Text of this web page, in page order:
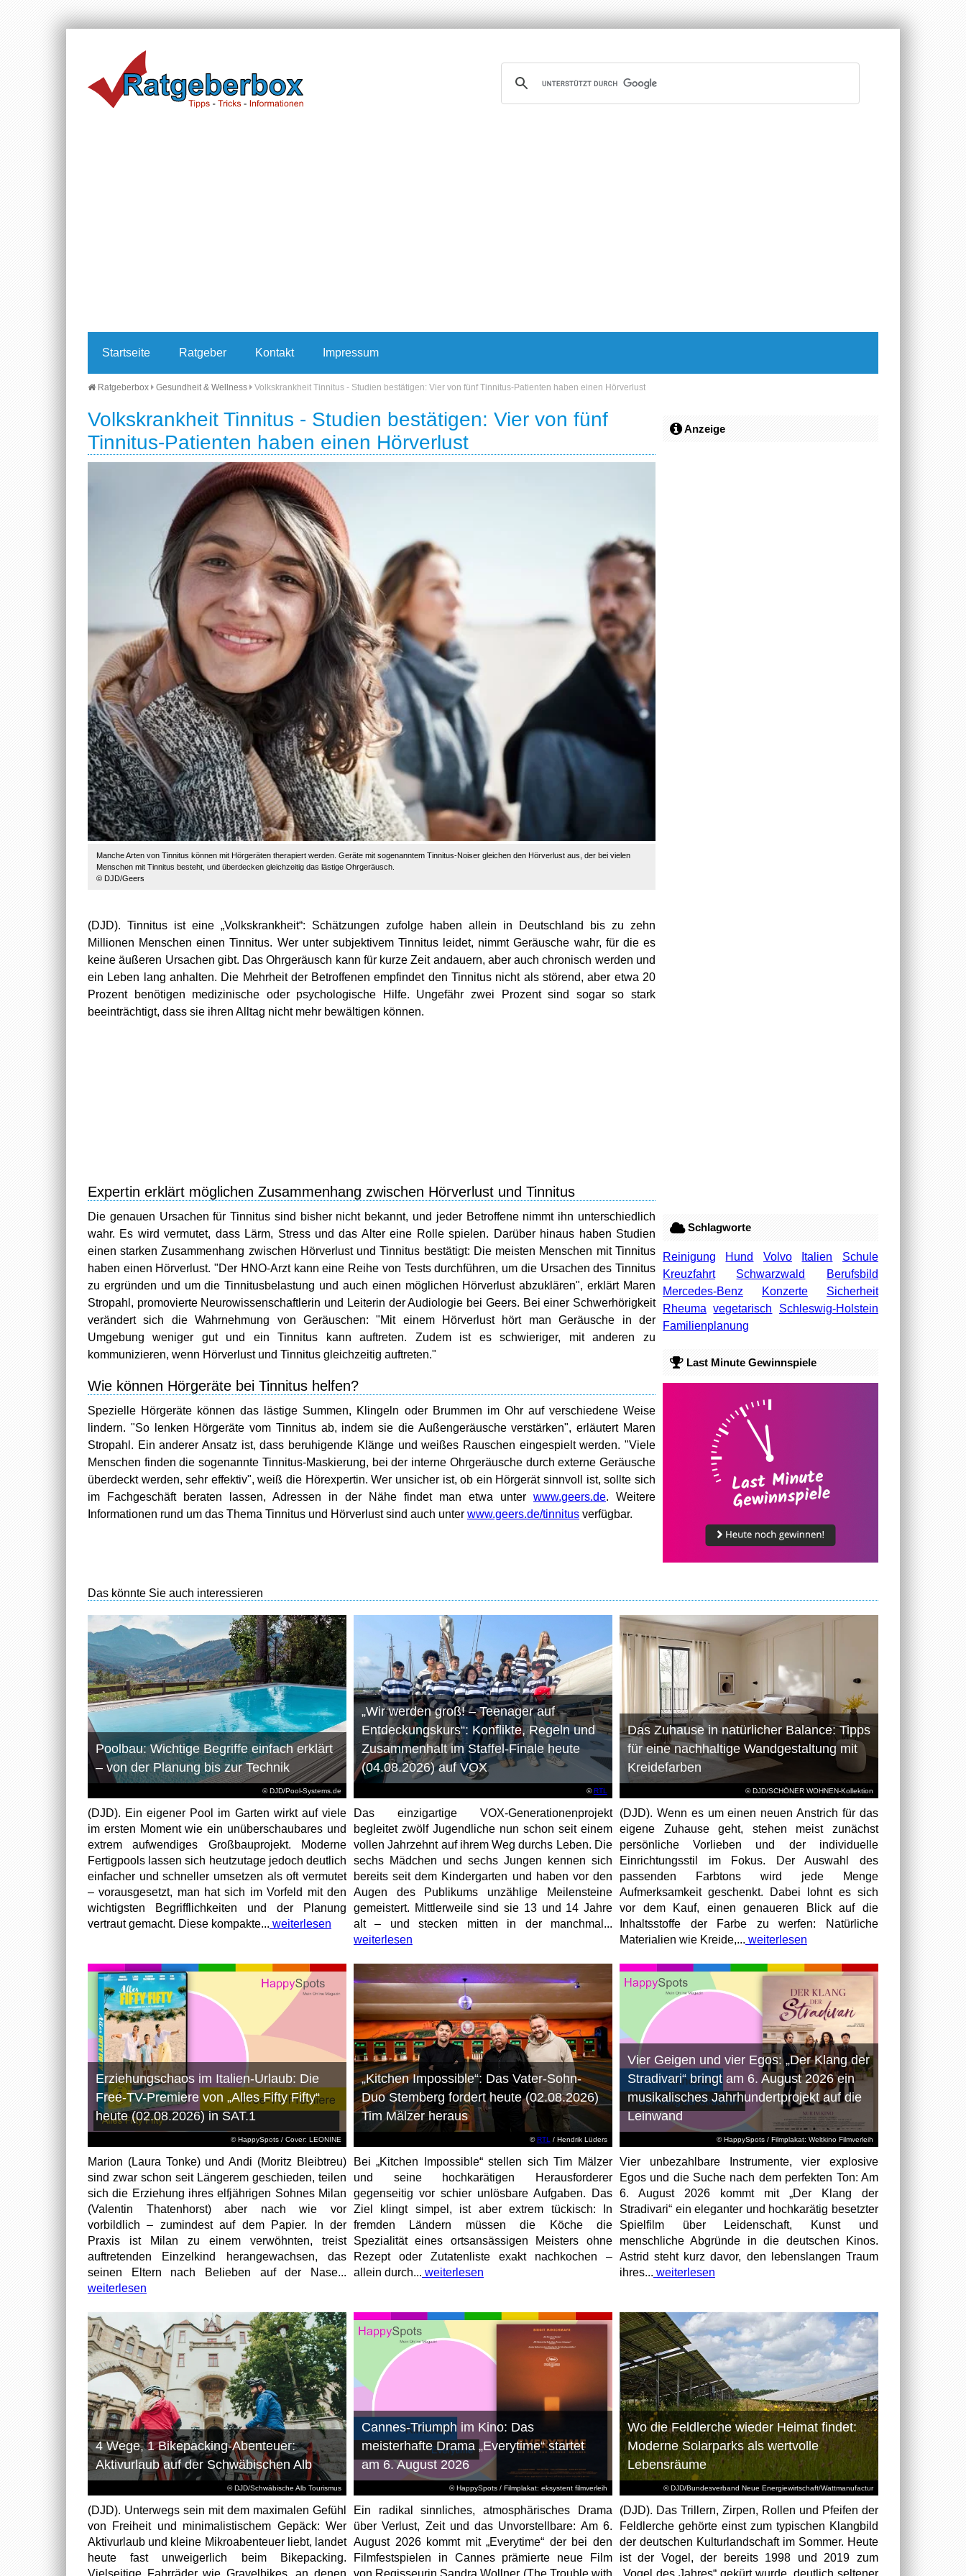
Startseite Ratgeber Kontakt Impressum
Ratgeberbox Gesundheit & Wellness Volkskrankheit Tinnitus - Studien bestätigen: Vier von fünf Tinnitus-Patienten haben einen Hörverlust
Volkskrankheit Tinnitus - Studien bestätigen: Vier von fünf
Tinnitus-Patienten haben einen Hörverlust
Manche Arten von Tinnitus können mit Hörgeräten therapiert werden. Geräte mit sogenanntem Tinnitus-Noiser gleichen den Hörverlust aus, der bei vielen
Menschen mit Tinnitus besteht, und überdecken gleichzeitig das lästige Ohrgeräusch.
© DJD/Geers
(DJD). Tinnitus ist eine „Volkskrankheit“: Schätzungen zufolge haben allein in Deutschland bis zu zehn
Millionen Menschen einen Tinnitus. Wer unter subjektivem Tinnitus leidet, nimmt Geräusche wahr, für die es
keine äußeren Ursachen gibt. Das Ohrgeräusch kann für kurze Zeit andauern, aber auch chronisch werden und
ein Leben lang anhalten. Die Mehrheit der Betroffenen empfindet den Tinnitus nicht als störend, aber etwa 20
Prozent benötigen medizinische oder psychologische Hilfe. Ungefähr zwei Prozent sind sogar so stark
beeinträchtigt, dass sie ihren Alltag nicht mehr bewältigen können.
Expertin erklärt möglichen Zusammenhang zwischen Hörverlust und Tinnitus
Die genauen Ursachen für Tinnitus sind bisher nicht bekannt, und jeder Betroffene nimmt ihn unterschiedlich
wahr. Es wird vermutet, dass Lärm, Stress und das Alter eine Rolle spielen. Darüber hinaus haben Studien
einen starken Zusammenhang zwischen Hörverlust und Tinnitus bestätigt: Die meisten Menschen mit Tinnitus
haben einen Hörverlust. "Der HNO-Arzt kann eine Reihe von Tests durchführen, um die Ursachen des Tinnitus
zu ergründen und um die Tinnitusbelastung und auch einen möglichen Hörverlust abzuklären", erklärt Maren
Stropahl, promovierte Neurowissenschaftlerin und Leiterin der Audiologie bei Geers. Bei einer Schwerhörigkeit
verändert sich die Wahrnehmung von Geräuschen: "Mit einem Hörverlust hört man Geräusche in der
Umgebung weniger gut und ein Tinnitus kann auftreten. Zudem ist es schwieriger, mit anderen zu
kommunizieren, wenn Hörverlust und Tinnitus gleichzeitig auftreten."
Wie können Hörgeräte bei Tinnitus helfen?
Spezielle Hörgeräte können das lästige Summen, Klingeln oder Brummen im Ohr auf verschiedene Weise
lindern. "So lenken Hörgeräte vom Tinnitus ab, indem sie die Außengeräusche verstärken", erläutert Maren
Stropahl. Ein anderer Ansatz ist, dass beruhigende Klänge und weißes Rauschen eingespielt werden. "Viele
Menschen finden die sogenannte Tinnitus-Maskierung, bei der interne Ohrgeräusche durch externe Geräusche
überdeckt werden, sehr effektiv", weiß die Hörexpertin. Wer unsicher ist, ob ein Hörgerät sinnvoll ist, sollte sich
im Fachgeschäft beraten lassen, Adressen in der Nähe findet man etwa unter www.geers.de. Weitere
Informationen rund um das Thema Tinnitus und Hörverlust sind auch unter www.geers.de/tinnitus verfügbar.
Anzeige
Schlagworte
Reinigung Hund Volvo Italien
Schule
Kreuzfahrt
Schwarzwald
Berufsbild
Mercedes-Benz
Konzerte
Sicherheit
Rheuma
vegetarisch
Schleswig-Holstein
Familienplanung
Last Minute Gewinnspiele
Das könnte Sie auch interessieren
© DJD/Pool-Systems.de
Poolbau: Wichtige Begriffe einfach erklärt
– von der Planung bis zur Technik
(DJD). Ein eigener Pool im Garten wirkt auf viele
im ersten Moment wie ein unüberschaubares und
extrem aufwendiges Großbauprojekt. Moderne
Fertigpools lassen sich heutzutage jedoch deutlich
einfacher und schneller umsetzen als oft vermutet
– vorausgesetzt, man hat sich im Vorfeld mit den
wichtigsten Begrifflichkeiten und der Planung
vertraut gemacht. Diese kompakte... weiterlesen
©RTL
„Wir werden groß! – Teenager auf
Entdeckungskurs“: Konflikte, Regeln und
Zusammenhalt im Staffel-Finale heute
(04.08.2026) auf VOX
Das einzigartige VOX-Generationenprojekt
begleitet zwölf Jugendliche nun schon seit einem
vollen Jahrzehnt auf ihrem Weg durchs Leben. Die
sechs Mädchen und sechs Jungen kennen sich
bereits seit dem Kindergarten und haben vor den
Augen des Publikums unzählige Meilensteine
gemeistert. Mittlerweile sind sie 13 und 14 Jahre
alt – und stecken mitten in der manchmal...
weiterlesen
© DJD/SCHÖNER WOHNEN-Kollektion
Das Zuhause in natürlicher Balance: Tipps
für eine nachhaltige Wandgestaltung mit
Kreidefarben
(DJD). Wenn es um einen neuen Anstrich für das
eigene Zuhause geht, stehen meist zunächst
persönliche Vorlieben und der individuelle
Einrichtungsstil im Fokus. Der Auswahl des
passenden Farbtons wird jede Menge
Aufmerksamkeit geschenkt. Dabei lohnt es sich
vor dem Kauf, einen genaueren Blick auf die
Inhaltsstoffe der Farbe zu werfen: Natürliche
Materialien wie Kreide,... weiterlesen
© HappySpots / Cover: LEONINE
Erziehungschaos im Italien-Urlaub: Die
Free-TV-Premiere von „Alles Fifty Fifty“
heute (02.08.2026) in SAT.1
Marion (Laura Tonke) und Andi (Moritz Bleibtreu)
sind zwar schon seit Längerem geschieden, teilen
sich die Erziehung ihres elfjährigen Sohnes Milan
(Valentin Thatenhorst) aber nach wie vor
vorbildlich – zumindest auf dem Papier. In der
Praxis ist Milan zu einem verwöhnten, treist
auftretenden Einzelkind herangewachsen, das
seinen Eltern nach Belieben auf der Nase...
weiterlesen
©RTL / Hendrik Lüders
„Kitchen Impossible“: Das Vater-Sohn-
Duo Stemberg fordert heute (02.08.2026)
Tim Mälzer heraus
Bei „Kitchen Impossible“ stellen sich Tim Mälzer
und seine hochkarätigen Herausforderer
gegenseitig vor schier unlösbare Aufgaben. Das
Ziel klingt simpel, ist aber extrem tückisch: In
fremden Ländern müssen die Köche die
Spezialität eines ortsansässigen Meisters ohne
Rezept oder Zutatenliste exakt nachkochen –
allein durch... weiterlesen
© HappySpots / Filmplakat: Weltkino Filmverleih
Vier Geigen und vier Egos: „Der Klang der
Stradivari“ bringt am 6. August 2026 ein
musikalisches Jahrhundertprojekt auf die
Leinwand
Vier unbezahlbare Instrumente, vier explosive
Egos und die Suche nach dem perfekten Ton: Am
6. August 2026 kommt mit „Der Klang der
Stradivari“ ein eleganter und hochkarätig besetzter
Spielfilm über Leidenschaft, Kunst und
menschliche Abgründe in die deutschen Kinos.
Astrid steht kurz davor, den lebenslangen Traum
ihres... weiterlesen
© DJD/Schwäbische Alb Tourismus
4 Wege, 1 Bikepacking-Abenteuer:
Aktivurlaub auf der Schwäbischen Alb
(DJD). Unterwegs sein mit dem maximalen Gefühl
von Freiheit und minimalistischem Gepäck: Wer
Aktivurlaub und kleine Mikroabenteuer liebt, landet
heute fast unweigerlich beim Bikepacking.
Vielseitige Fahrräder wie Gravelbikes, an denen
© HappySpots / Filmplakat: eksystent filmverleih
Cannes-Triumph im Kino: Das
meisterhafte Drama „Everytime“ startet
am 6. August 2026
Ein radikal sinnliches, atmosphärisches Drama
über Verlust, Zeit und das Unvorstellbare: Am 6.
August 2026 kommt mit „Everytime“ der bei den
Filmfestspielen in Cannes prämierte neue Film
von Regisseurin Sandra Wollner (The Trouble with
© DJD/Bundesverband Neue Energiewirtschaft/Wattmanufactur
Wo die Feldlerche wieder Heimat findet:
Moderne Solarparks als wertvolle
Lebensräume
(DJD). Das Trillern, Zirpen, Rollen und Pfeifen der
Feldlerche gehörte einst zum typischen Klangbild
der deutschen Kulturlandschaft im Sommer. Heute
ist der Vogel, der bereits 1998 und 2019 zum
„Vogel des Jahres“ gekürt wurde, deutlich seltener